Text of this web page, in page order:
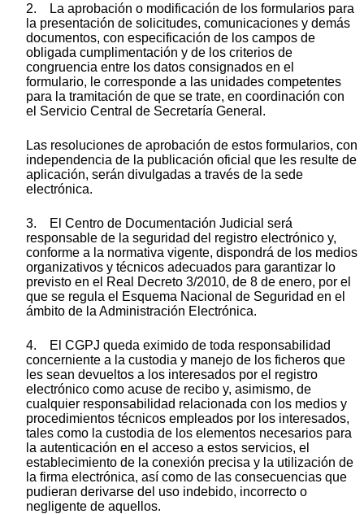
2. La aprobación o modificación de los formularios para
la presentación de solicitudes, comunicaciones y demás
documentos, con especificación de los campos de
obligada cumplimentación y de los criterios de
congruencia entre los datos consignados en el
formulario, le corresponde a las unidades competentes
para la tramitación de que se trate, en coordinación con
el Servicio Central de Secretaría General.
Las resoluciones de aprobación de estos formularios, con
independencia de la publicación oficial que les resulte de
aplicación, serán divulgadas a través de la sede
electrónica.
3. El Centro de Documentación Judicial será
responsable de la seguridad del registro electrónico y,
conforme a la normativa vigente, dispondrá de los medios
organizativos y técnicos adecuados para garantizar lo
previsto en el Real Decreto 3/2010, de 8 de enero, por el
que se regula el Esquema Nacional de Seguridad en el
ámbito de la Administración Electrónica.
4. El CGPJ queda eximido de toda responsabilidad
concerniente a la custodia y manejo de los ficheros que
les sean devueltos a los interesados por el registro
electrónico como acuse de recibo y, asimismo, de
cualquier responsabilidad relacionada con los medios y
procedimientos técnicos empleados por los interesados,
tales como la custodia de los elementos necesarios para
la autenticación en el acceso a estos servicios, el
establecimiento de la conexión precisa y la utilización de
la firma electrónica, así como de las consecuencias que
pudieran derivarse del uso indebido, incorrecto o
negligente de aquellos.